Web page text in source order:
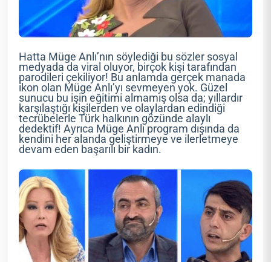
Hatta Müge Anlı’nın söylediği bu sözler sosyal
medyada da viral oluyor, birçok kişi tarafından
parodileri çekiliyor! Bu anlamda gerçek manada
ikon olan Müge Anlı’yı sevmeyen yok. Güzel
sunucu bu işin eğitimi almamış olsa da; yıllardır
karşılaştığı kişilerden ve olaylardan edindiği
tecrübelerle Türk halkının gözünde alaylı
dedektif! Ayrıca Müge Anlı program dışında da
kendini her alanda geliştirmeye ve ilerletmeye
devam eden başarılı bir kadın.